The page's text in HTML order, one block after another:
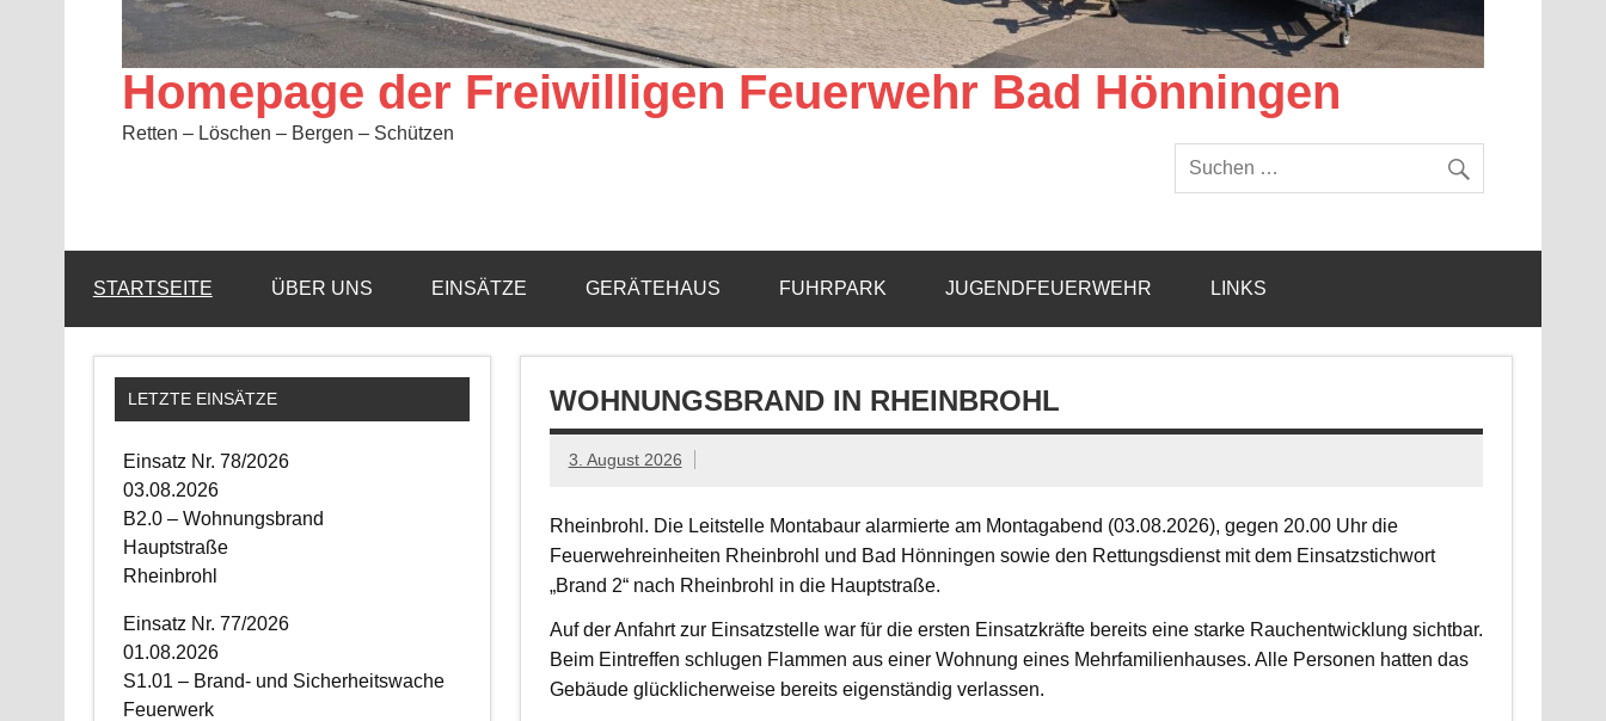
Homepage der Freiwilligen Feuerwehr Bad Hönningen
Retten – Löschen – Bergen – Schützen
STARTSEITE ÜBER UNS EINSÄTZE GERÄTEHAUS FUHRPARK JUGENDFEUERWEHR LINKS
WOHNUNGSBRAND IN RHEINBROHL
3. August 2026
Rheinbrohl. Die Leitstelle Montabaur alarmierte am Montagabend (03.08.2026), gegen 20.00 Uhr die
Feuerwehreinheiten Rheinbrohl und Bad Hönningen sowie den Rettungsdienst mit dem Einsatzstichwort
„Brand 2“ nach Rheinbrohl in die Hauptstraße.
Auf der Anfahrt zur Einsatzstelle war für die ersten Einsatzkräfte bereits eine starke Rauchentwicklung sichtbar.
Beim Eintreffen schlugen Flammen aus einer Wohnung eines Mehrfamilienhauses. Alle Personen hatten das
Gebäude glücklicherweise bereits eigenständig verlassen.
LETZTE EINSÄTZE
Einsatz Nr. 78/2026
03.08.2026
B2.0 – Wohnungsbrand
Hauptstraße
Rheinbrohl
Einsatz Nr. 77/2026
01.08.2026
S1.01 – Brand- und Sicherheitswache
Feuerwerk